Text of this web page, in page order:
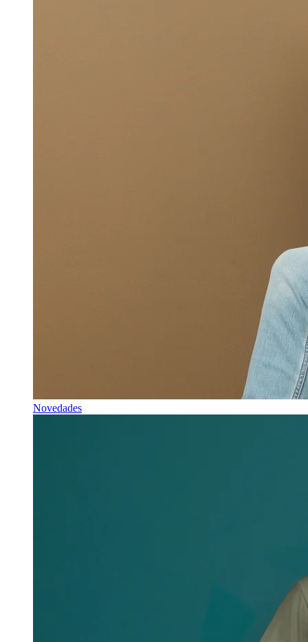
Novedades